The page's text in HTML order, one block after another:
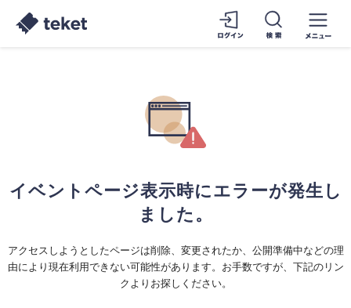
イベントページ表示時にエラーが発生し
ました。
アクセスしようとしたページは削除、変更されたか、公開準備中などの理
由により現在利用できない可能性があります。お手数ですが、下記のリン
クよりお探しください。